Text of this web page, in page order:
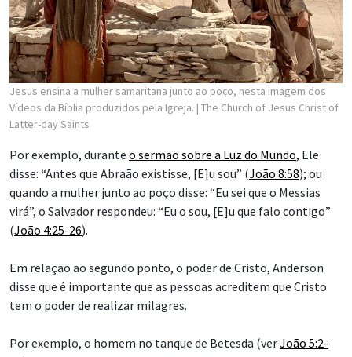
Anderson.
Em relação ao quarto ponto, o papel primordial de Cristo em
todos os assuntos de Deus com Seus filhos, Anderson
observou inicialmente que a “chave contextual” do Velho
Testamento é Jesus Cristo. “Quando você lê o Velho
Testamento com o Salvador em mente, procurando por Ele,
No Novo Testamento, Cristo identifica, então, maneiras pelas
quais o Velho Testamento testifica Dele. Por exemplo, em
João 5:39, Ele diz: “Examinais as escrituras, porque vós cuidais
ter nelas a vida eterna, e são elas que de [M]im testificam.”
“Jesus Cristo desempenha um papel fundamental em tudo o
que Deus fez por nós, desde o princípio até a época de Seu
ministério mortal e, naturalmente, desde então. E assim